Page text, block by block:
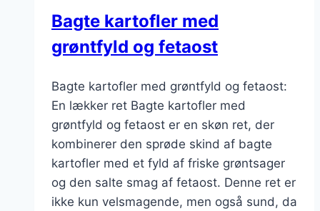
Bagte kartofler med
grøntfyld og fetaost
Bagte kartofler med grøntfyld og fetaost:
En lækker ret Bagte kartofler med
grøntfyld og fetaost er en skøn ret, der
kombinerer den sprøde skind af bagte
kartofler med et fyld af friske grøntsager
og den salte smag af fetaost. Denne ret er
ikke kun velsmagende, men også sund, da